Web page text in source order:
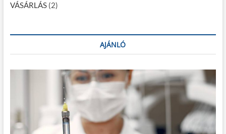
VÁSÁRLÁS(2)
AJÁNLÓ